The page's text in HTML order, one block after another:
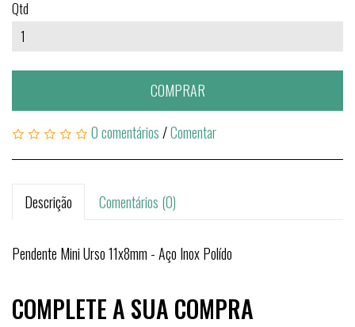
Qtd
COMPRAR
0 comentários/Comentar
Descrição Comentários (0)
Pendente Mini Urso 11x8mm - Aço Inox Polído
COMPLETE A SUA COMPRA